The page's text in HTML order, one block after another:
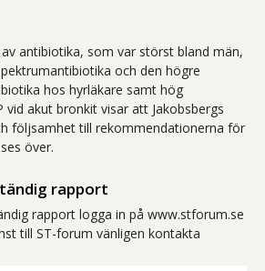
antibiotika, som var störst bland män,
och den högre
hos hyrläkare samt hög
vid akut bronkit visar att Jakobsbergs
följsamhet till rekommendationerna för
över.
rapport
rapport logga in på www.stforum.se
till ST-forum vänligen kontakta